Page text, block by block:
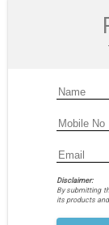
Disclaimer:
By submitting
its products